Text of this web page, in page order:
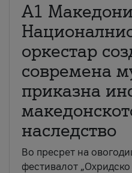
А1
оркестар
современа
приказна
наследство
Во пресрет на
фестивалот „Охридско